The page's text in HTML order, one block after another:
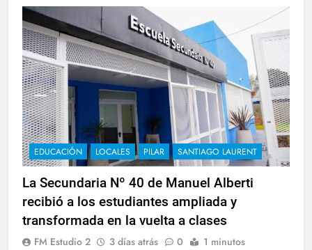
EDUCACIÓN LOCALES PILAR SANTIAGO LAURENT
La Secundaria Nº 40 de Manuel Alberti
recibió a los estudiantes ampliada y
transformada en la vuelta a clases
FM Estudio 2 3 días atrás 0 1 minutos